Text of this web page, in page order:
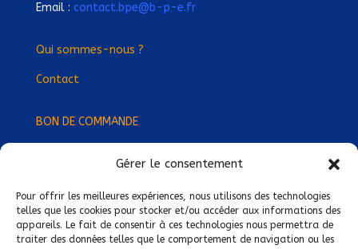
Gérer le consentement
Pour offrir les meilleures expériences, nous utilisons des technologies
telles que les cookies pour stocker et/ou accéder aux informations des
appareils. Le fait de consentir à ces technologies nous permettra de
traiter des données telles que le comportement de navigation ou les
Email : contact.bpe@b-p-e.fr
Qui sommes-nous ?
Contact
BON DE COMMANDE
Devenez Délégué·e Régional·e !
Trouvez-nous près de chez vous !
Mentions légales